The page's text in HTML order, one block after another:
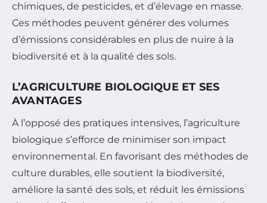
chimiques, de pesticides, et d’élevage en masse.
Ces méthodes peuvent générer des volumes
d’émissions considérables en plus de nuire à la
biodiversité et à la qualité des sols.
L’AGRICULTURE BIOLOGIQUE ET SES
AVANTAGES
À l’opposé des pratiques intensives, l’agriculture
biologique s’efforce de minimiser son impact
environnemental. En favorisant des méthodes de
culture durables, elle soutient la biodiversité,
améliore la santé des sols, et réduit les émissions